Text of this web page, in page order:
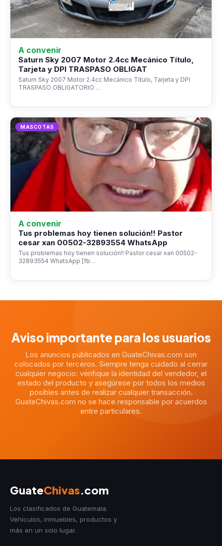
A convenir
Saturn Sky 2007 Motor 2.4cc Mecánico Título,
Tarjeta y DPI TRASPASO OBLIGAT
Saturn Sky 2007 Motor 2.4cc Mecánico Título, Tarjeta y DPI
TRASPASO OBLIGATORIO …
MASCOTAS
A convenir
Tus problemas hoy tienen solución!! Pastor
cesar xan 00502-32893554 WhatsApp
Tus problemas hoy tienen solución!! Pastor cesar xan 00502-
32893554 WhatsApp [fb…
Aviso importante para los usuarios
Los anuncios publicados en GuateChivas.com son
colocados por terceros. Siempre tenga cuidado al cerrar
cualquier negocio: verifique la identidad del vendedor, el
estado del producto y asegúrese por todos los medios
posibles antes de realizar cualquier transacción.
GuateChivas.com no se hace responsable por acuerdos
entre particulares.
GuateChivas.com
Los clasificados de Guatemala.
Vehículos, inmuebles, productos y
más en un solo lugar.